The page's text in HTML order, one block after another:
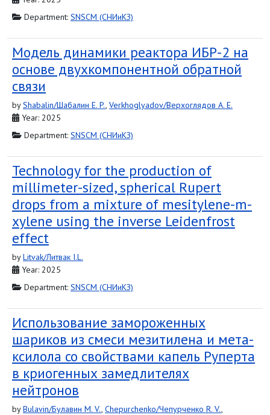
Department: SNSCM (СНИиКЗ)
Модель динамики реактора ИБР-2 на
основе двухкомпонентной обратной
связи
byShabalin/Шабалин E. P., Verkhoglyadov/Верхоглядов A. E.
Year: 2025
Department: SNSCM (СНИиКЗ)
Technology for the production of
millimeter-sized, spherical Rupert
drops from a mixture of mesitylene-m-
xylene using the inverse Leidenfrost
effect
byLitvak/Литвак I.L.
Year: 2025
Department: SNSCM (СНИиКЗ)
Использование замороженных
шариков из смеси мезитилена и мета-
ксилола со свойствами капель Руперта
в криогенных замедлителях
нейтронов
byBulavin/Булавин M. V., Chepurchenko/Чепурченко R. V.,